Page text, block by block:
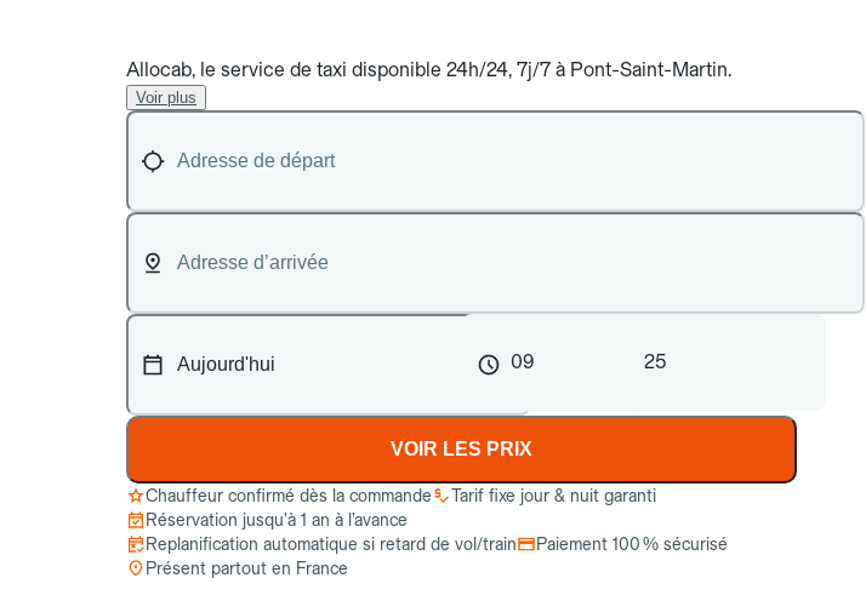
Allocab, le service de taxi disponible 24h/24, 7j/7 à Pont-Saint-Martin.
Voir plus
09 25
VOIR LES PRIX
Chauffeur confirmé dès la commande
Tarif fixe jour & nuit garanti
Réservation jusqu’à 1 an à l’avance
Replanification automatique si retard de vol/train
Paiement 100 % sécurisé
Présent partout en France